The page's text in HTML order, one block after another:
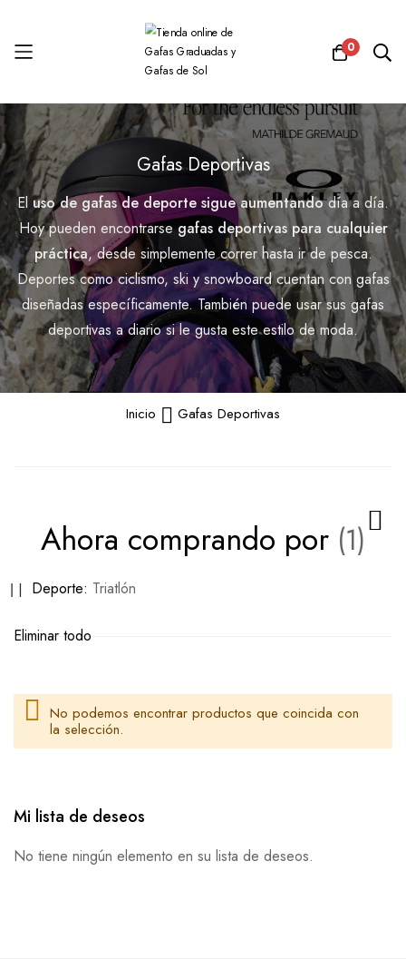
0
al
contenido
Gafas Deportivas
Eluso de gafas de deporte sigue aumentandodía a día.
Hoy pueden encontrarsegafas deportivas para cualquier
práctica, desde simplemente correr hasta ir de pesca.
Deportes como ciclismo, ski y snowboard cuentan con gafas
diseñadas específicamente. También puede usar sus gafas
deportivas a diario si le gusta este estilo de moda.
Inicio Gafas Deportivas
No podemos encontrar productos que coincida con
la selección.
Ahora comprando por
Deporte Triatlón
Eliminar
artículo
Eliminar todo
Mi lista de deseos
No tiene ningún elemento en su lista de deseos.